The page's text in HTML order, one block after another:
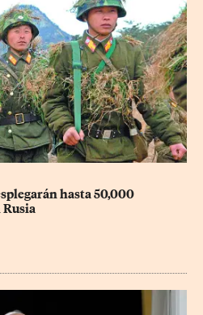
hasta 50,000
Rusia